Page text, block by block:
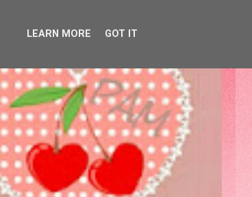
LEARN MORE GOT IT